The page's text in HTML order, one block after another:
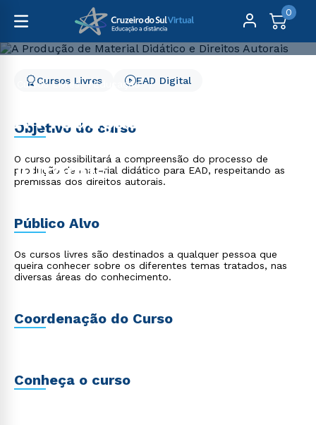
0
Cursos Livres
Educação
A Produção de Material
Didático e Direitos
Autorais
Cursos Livres EAD Digital
Objetivo do curso
O curso possibilitará a compreensão do processo de
produção de material didático para EAD, respeitando as
premissas dos direitos autorais.
Público Alvo
Os cursos livres são destinados a qualquer pessoa que
queira conhecer sobre os diferentes temas tratados, nas
diversas áreas do conhecimento.
Coordenação do Curso
Conheça o curso